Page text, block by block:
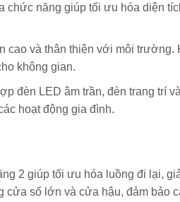
chức năng giúp tối ưu hóa diện
cao và thân thiện với môi
không gian.
đèn LED âm trần, đèn trang trí
hoạt động gia đình.
2 giúp tối ưu hóa luồng đi lại,
sổ lớn và cửa hậu, đảm bảo